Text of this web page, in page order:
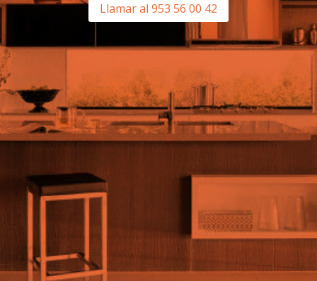
Llamar al 953 56 00 42